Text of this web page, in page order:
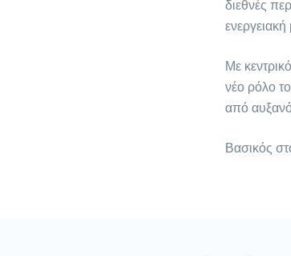
διεθνές
Με
νέο ρόλο
από
Βασικός